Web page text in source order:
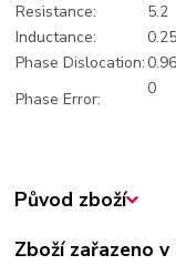
Resistance:
5.2
Inductance:
0.25
Phase Dislocation: 0.96
Phase Error:
0
Původ zboží
Zboží zařazeno